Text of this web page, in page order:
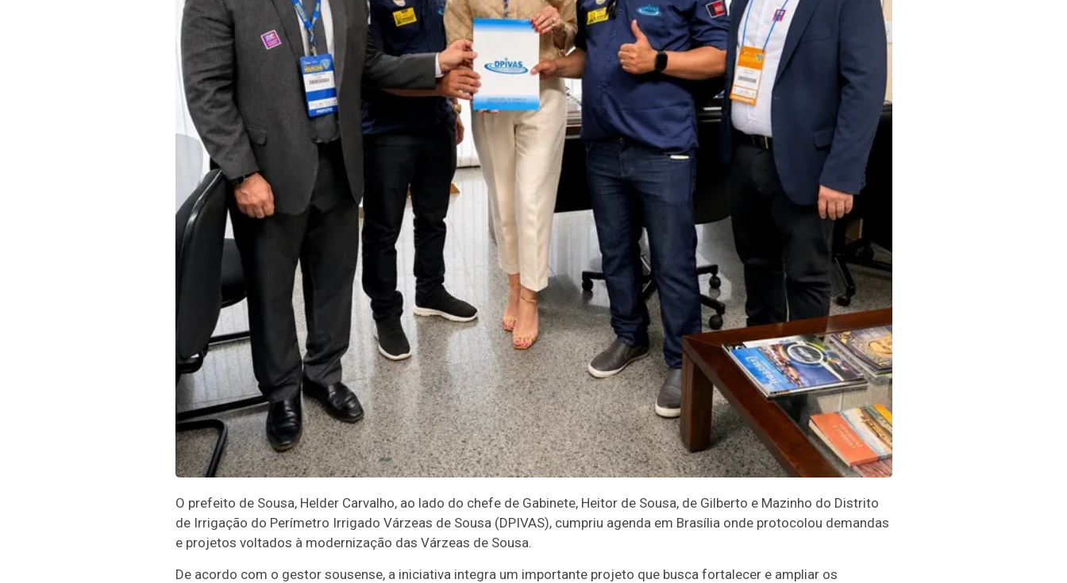
O prefeito de Sousa, Helder Carvalho, ao lado do chefe de Gabinete, Heitor de Sousa, de Gilberto e Mazinho do Distrito
de Irrigação do Perímetro Irrigado Várzeas de Sousa (DPIVAS), cumpriu agenda em Brasília onde protocolou demandas
e projetos voltados à modernização das Várzeas de Sousa.
De acordo com o gestor sousense, a iniciativa integra um importante projeto que busca fortalecer e ampliar os